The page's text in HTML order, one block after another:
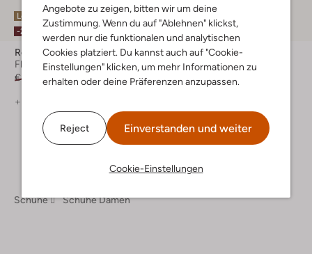
Angebote zu zeigen, bitten wir um deine
Zustimmung. Wenn du auf "Ablehnen" klickst,
werden nur die funktionalen und analytischen
Cookies platziert. Du kannst auch auf "Cookie-
Einstellungen" klicken, um mehr Informationen zu
erhalten oder deine Präferenzen anzupassen.
Reject Einverstanden und weiter
Cookie-Einstellungen
Letzter Artikel
-20%
Red-Rag
Flache Sandalen
€ 99,99
€ 79,99
+ mehr farben
Letzter Artikel
Red-Rag
Sneaker Low
€ 169,95
Schuhe Schuhe Damen